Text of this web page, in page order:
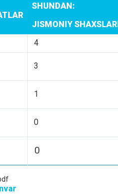
SHUNDAN:
JISMONIY
4
3
1
0
0